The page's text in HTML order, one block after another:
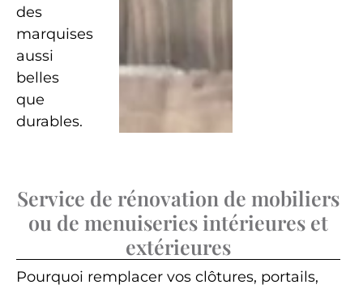
des
marquises
aussi
belles
que
durables.
Service de rénovation de mobiliers
ou de menuiseries intérieures et
extérieures
Pourquoi remplacer vos clôtures, portails,